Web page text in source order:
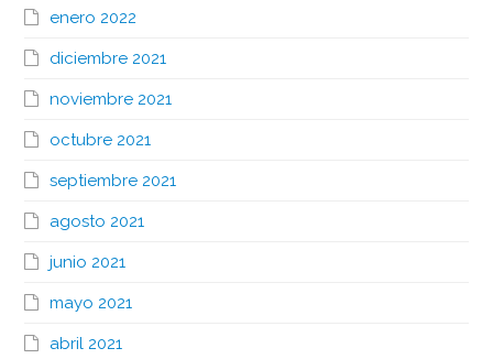
enero 2022
diciembre 2021
noviembre 2021
octubre 2021
septiembre 2021
agosto 2021
junio 2021
mayo 2021
abril 2021